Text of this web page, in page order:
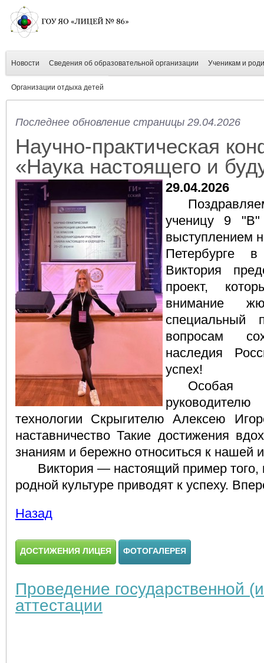
Новости Сведения об образовательной организации Ученикам и
Организации отдыха детей
Последнее обновление страницы 29.04.2026
Научно-практическая
«Наука настоящего и
29.04.2026
ученицу 9
выступлением
Петербурге
Виктория
проект,
внимание
специальный
вопросам
наследия
успех!
Особая
технологии Скрыгителю Алексею
наставничество Такие достижения
знаниям и бережно относиться к нашей
Виктория — настоящий пример того,
родной культуре приводят к успеху.
Назад
ДОСТИЖЕНИЯ ЛИЦЕЯ ФОТОГАЛЕРЕЯ
Проведение государственной
аттестации